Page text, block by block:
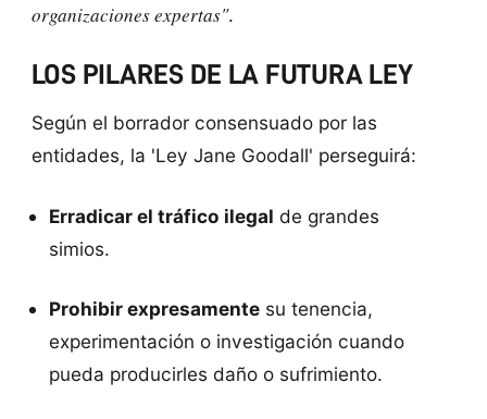
organizaciones expertas".
LOS PILARES DE LA FUTURA LEY
Según el borrador consensuado por las
entidades, la 'Ley Jane Goodall' perseguirá:
Erradicar el tráfico ilegal de grandes
simios.
Prohibir expresamente su tenencia,
experimentación o investigación cuando
pueda producirles daño o sufrimiento.